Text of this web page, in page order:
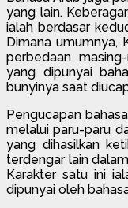
yang lain.
ialah berdasar
Dimana umumnya,
perbedaan
yang dipunyai
bunyinya saat
Pengucapan
melalui paru-paru
yang dihasilkan
terdengar lain
Karakter satu ini
dipunyai oleh